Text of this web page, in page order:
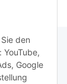
den
Google